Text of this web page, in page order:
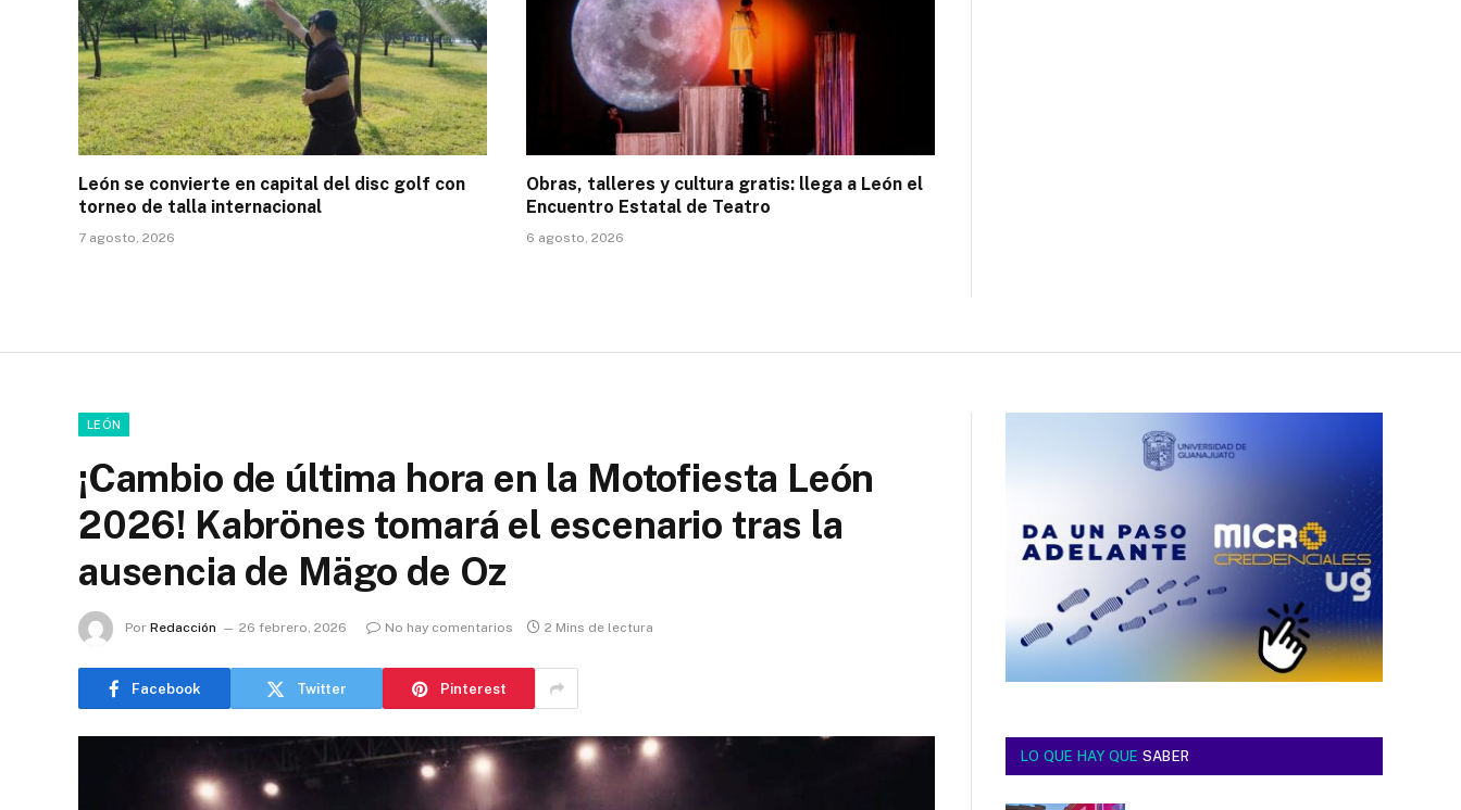
León se convierte en capital del disc golf con
torneo de talla internacional
7 agosto, 2026
Obras, talleres y cultura gratis: llega a León el
Encuentro Estatal de Teatro
6 agosto, 2026
LEÓN
¡Cambio de última hora en la Motofiesta León
2026! Kabrönes tomará el escenario tras la
ausencia de Mägo de Oz
Por Redacción 26 febrero, 2026 No hay comentarios 2 Mins de lectura
Facebook Twitter Pinterest
LO QUE HAY QUE SABER